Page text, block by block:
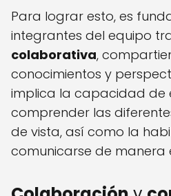
Para lograr esto, es
integrantes del equipo
colaborativa,
conocimientos y
implica la capacidad de
comprender las
de vista, así como la
comunicarse de manera